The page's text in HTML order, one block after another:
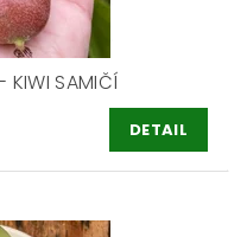
KIWI SAMIČÍ
DETAIL